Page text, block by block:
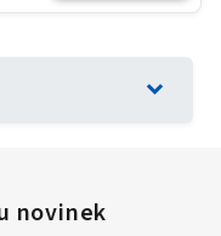
expand_more